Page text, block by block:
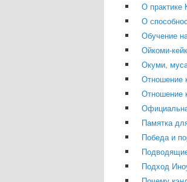
О практике
О
Обучение
Ойкоми-
Окуми,
Отношение
Отношение
Памятка
Победа и
Подход